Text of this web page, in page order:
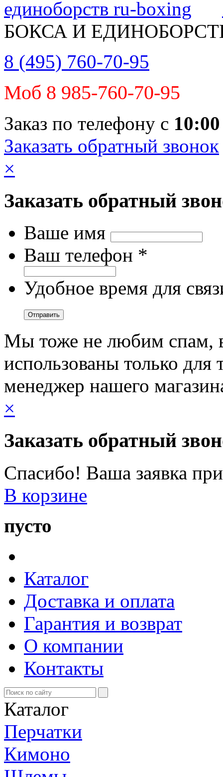
БОКСА И
8 (495) 760-70-95
Моб 8 985-760-70-95
Заказ по телефону с 10:00
Заказать обратный звонок
×
Заказать обратный
Ваше имя
Ваш телефон *
Удобное время для
Мы тоже не любим спам,
использованы только для
менеджер нашего
×
Заказать обратный
Спасибо! Ваша заявка
В корзине
пусто
Каталог
Доставка и оплата
Гарантия и возврат
О компании
Контакты
Каталог
Перчатки
Кимоно